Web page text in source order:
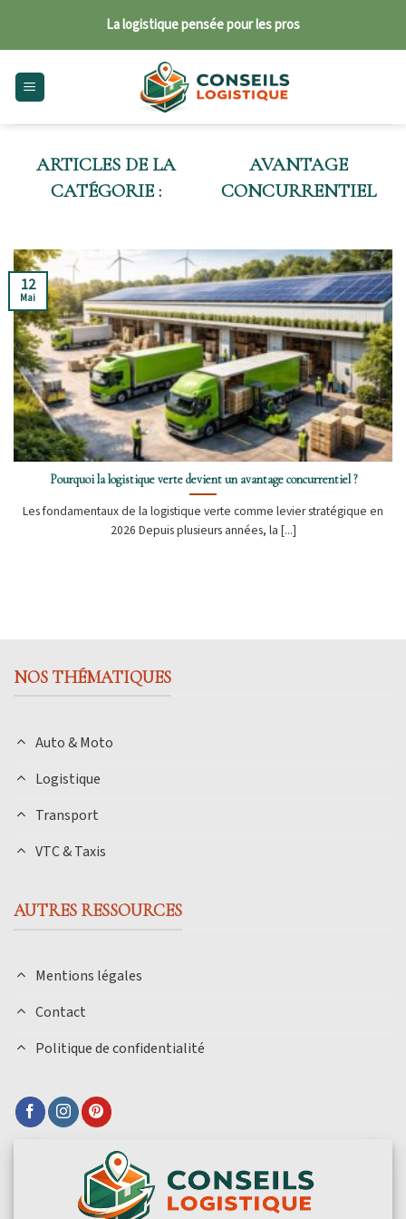
content
La logistique pensée pour les pros
AVANTAGE
CONCURRENTIEL
Pourquoi la logistique verte devient un avantage concurrentiel ?
Les fondamentaux de la logistique verte comme levier stratégique en
2026 Depuis plusieurs années, la [...]
12
Mai
NOS THÉMATIQUES
Auto & Moto
Logistique
Transport
VTC & Taxis
AUTRES RESSOURCES
Mentions légales
Contact
Politique de confidentialité